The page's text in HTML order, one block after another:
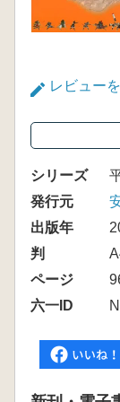
レビュー
シリーズ
発行元
出版年
判
ページ
六一ID